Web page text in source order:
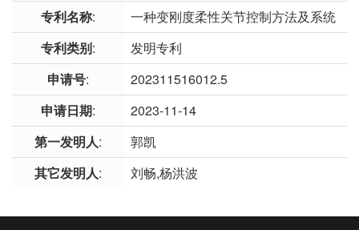
专利名称:
一种变刚度柔性关节控制方法及系统
专利类别:
发明专利
申请号:
202311516012.5
申请日期:
2023-11-14
第一发明人:
郭凯
其它发明人: 刘畅,杨洪波